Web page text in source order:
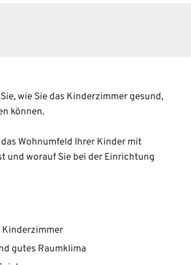
wie Sie das Kinderzimmer gesund,
können.
Wohnumfeld Ihrer Kinder mit
und worauf Sie bei der Einrichtung
gutes Raumklima